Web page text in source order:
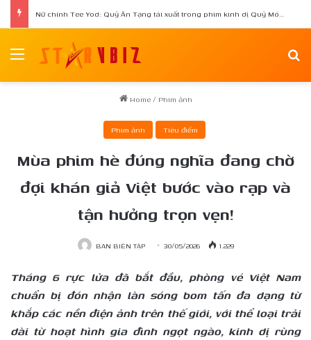
Thúy Diễm nhắn gửi con gái tương lai: “Mẹ muốn con biết mẹ đã rất hạnh phúc!”
Menu
Home / Phim ảnh
Phim ảnh Tiêu điểm
Mùa phim hè đúng nghĩa đang chờ
đợi khán giả Việt bước vào rạp và
tận hưởng trọn vẹn!
BAN BIÊN TẬP 30/05/2026 1.229
Tháng 6 rực lửa đã bắt đầu, phòng vé Việt Nam
chuẩn bị đón nhận làn sóng bom tấn đa dạng từ
khắp các nền điện ảnh trên thế giới, với thể loại trải
dài từ hoạt hình gia đình ngọt ngào, kinh dị rùng